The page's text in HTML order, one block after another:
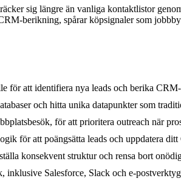
sig längre än vanliga kontaktlistor
berikning, spårar köpsignaler som
för att identifiera nya leads och berika
och hitta unika datapunkter som
för att prioritera outreach när
för att poängsätta leads och uppdatera
konsekvent struktur och rensa bort
Salesforce, Slack och e-